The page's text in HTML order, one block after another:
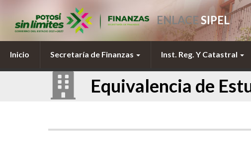
ENLACESIPEL
Inicio Secretaría de Finanzas Inst. Reg. Y Catastral
Equivalencia de